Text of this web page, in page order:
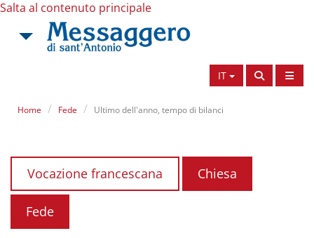
Salta al contenuto principale
IT
Home Fede Ultimo dell'anno, tempo di bilanci
Vocazione francescana Chiesa
Fede